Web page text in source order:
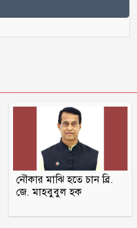
নৌকার মাঝি হতে চান ব্রি.
জে. মাহবুবুল হক